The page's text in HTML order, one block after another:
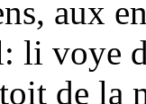
aux
: li voye
de la